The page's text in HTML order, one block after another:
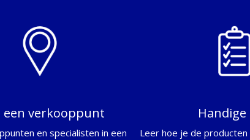
een verkooppunt
en specialisten in een
Leer hoe je de